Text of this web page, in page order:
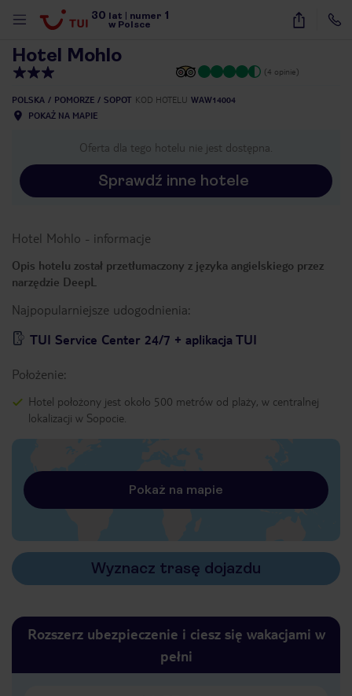
30 lat numer 1
w Polsce
15
Hotel Mohlo
(4 opinie)
POLSKA POMORZE SOPOT KOD HOTELU WAW14004
POKAŻ NA MAPIE
Oferta dla tego hotelu nie jest dostępna.
Sprawdź inne hotele
Hotel Mohlo - informacje
Opis hotelu został przetłumaczony z języka angielskiego przez
narzędzie DeepL
Najpopularniejsze udogodnienia:
TUI Service Center 24/7 + aplikacja TUI
Położenie:
Hotel położony jest około 500 metrów od plaży, w centralnej
lokalizacji w Sopocie.
Pokaż na mapie
Wyznacz trasę dojazdu
Rozszerz ubezpieczenie i ciesz się wakacjami w
pełni